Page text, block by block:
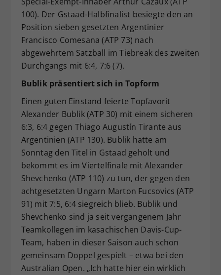
100). Der Gstaad-Halbfinalist besiegte den an
Position sieben gesetzten Argentinier
Francisco Comesana (ATP 73) nach
abgewehrtem Satzball im Tiebreak des zweiten
Durchgangs mit 6:4, 7:6 (7).
Bublik präsentiert sich in Topform
Einen guten Einstand feierte Topfavorit
Alexander Bublik (ATP 30) mit einem sicheren
6:3, 6:4 gegen Thiago Augustín Tirante aus
Argentinien (ATP 130). Bublik hatte am
Sonntag den Titel in Gstaad geholt und
bekommt es im Viertelfinale mit Alexander
Shevchenko (ATP 110) zu tun, der gegen den
achtgesetzten Ungarn Marton Fucsovics (ATP
91) mit 7:5, 6:4 siegreich blieb. Bublik und
Shevchenko sind ja seit vergangenem Jahr
Teamkollegen im kasachischen Davis-Cup-
Team, haben in dieser Saison auch schon
gemeinsam Doppel gespielt – etwa bei den
Australian Open. „Ich hatte hier ein wirklich